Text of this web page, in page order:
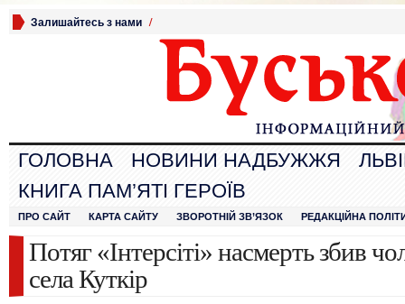
Залишайтесь з нами /
ГОЛОВНА НОВИНИ НАДБУЖЖЯ
КНИГА ПАМ’ЯТІ ГЕРОЇВ
ПРО САЙТ КАРТА САЙТУ ЗВОРОТНІЙ ЗВ’ЯЗОК РЕДАКЦІЙНА
Потяг «Інтерсіті» насмерть збив
села Куткір